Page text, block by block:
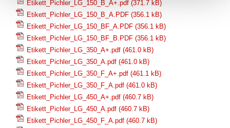
Etikett_Pichler_LG_150_B_A+.pdf (371.7 kB)
Etikett_Pichler_LG_150_B_A.PDF (356.1 kB)
Etikett_Pichler_LG_150_BF_A.PDF (356.1 kB)
Etikett_Pichler_LG_150_BF_B.PDF (356.1 kB)
Etikett_Pichler_LG_350_A+.pdf (461.0 kB)
Etikett_Pichler_LG_350_A.pdf (461.0 kB)
Etikett_Pichler_LG_350_F_A+.pdf (461.1 kB)
Etikett_Pichler_LG_350_F_A.pdf (461.0 kB)
Etikett_Pichler_LG_450_A+.pdf (460.7 kB)
Etikett_Pichler_LG_450_A.pdf (460.7 kB)
Etikett_Pichler_LG_450_F_A.pdf (460.7 kB)